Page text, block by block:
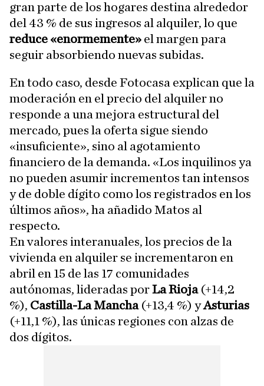
gran parte de los hogares destina alrededor
del 43 % de sus ingresos al alquiler, lo que
reduce «enormemente» el margen para
seguir absorbiendo nuevas subidas.
En todo caso, desde Fotocasa explican que la
moderación en el precio del alquiler no
responde a una mejora estructural del
mercado, pues la oferta sigue siendo
«insuficiente», sino al agotamiento
financiero de la demanda. «Los inquilinos ya
no pueden asumir incrementos tan intensos
y de doble dígito como los registrados en los
últimos años», ha añadido Matos al
respecto.
En valores interanuales, los precios de la
vivienda en alquiler se incrementaron en
abril en 15 de las 17 comunidades
autónomas, lideradas porLa Rioja (+14,2
%), Castilla-La Mancha(+13,4 %) yAsturias
(+11,1 %), las únicas regiones con alzas de
dos dígitos.